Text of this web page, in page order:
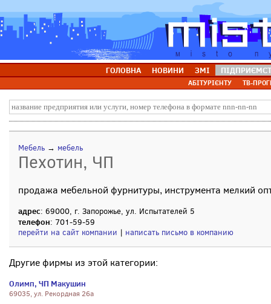
ГОЛОВНА НОВИНИ ЗМІ
АБІТУРІЄНТУ ТВ-
Мебель → мебель
Пехотин, ЧП
продажа мебельной фурнитуры, инструмента мелкий
адрес: 69000, г. Запорожье, ул. Испытателей 5
телефон: 701-59-59
перейти на сайт компании | написать письмо в компанию
Другие фирмы из этой категории:
Олимп, ЧП Макушин
69035, ул. Рекордная 26а